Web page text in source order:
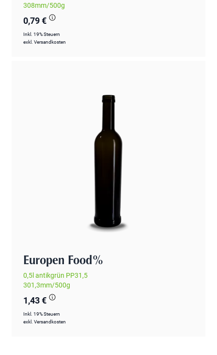
308mm/500g
0,79 €
Inkl. 19% Steuern
exkl. Versandkosten
Europen Food%
0,5l antikgrün PP31,5
301,3mm/500g
1,43 €
Inkl. 19% Steuern
exkl. Versandkosten